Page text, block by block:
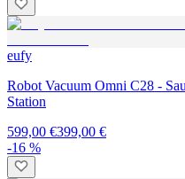
eufy
Robot Vacuum Omni C28 -
Station
599,00 €399,00 €
-16 %